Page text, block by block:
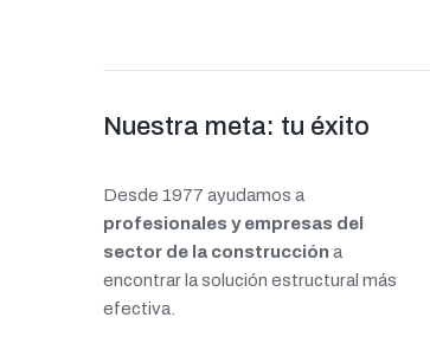
Nuestra meta: tu éxito
Desde 1977 ayudamos a
profesionales y empresas del
sector de la construcción a
encontrar la solución estructural más
efectiva.